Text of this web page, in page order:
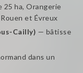
25 ha, Orangerie
et Évreux
Cailly) — bâtisse
dans un